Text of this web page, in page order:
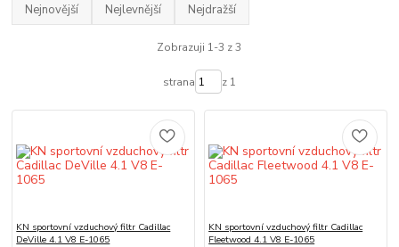
Nejnovější Nejlevnější Nejdražší
Zobrazuji 1-3 z 3
strana z 1
KN sportovní vzduchový filtr Cadillac
DeVille 4.1 V8 E-1065
KN sportovní vzduchový filtr Cadillac
Fleetwood 4.1 V8 E-1065